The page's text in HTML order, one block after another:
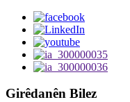
Girêdanên Bilez